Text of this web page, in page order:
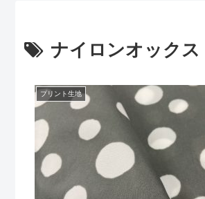
ナイロンオックス
プリント生地